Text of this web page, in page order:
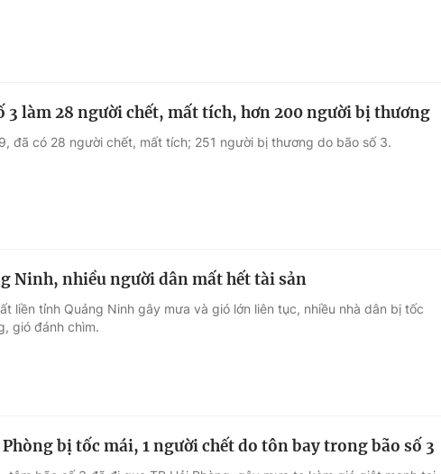
3 làm 28 người chết, mất tích, hơn 200 người bị thương
đã có 28 người chết, mất tích; 251 người bị thương do bão số 3.
Ninh, nhiều người dân mất hết tài sản
liền tỉnh Quảng Ninh gây mưa và gió lớn liên tục, nhiều nhà dân bị tốc
gió đánh chìm.
bị tốc mái, 1 người chết do tôn bay trong bão số 3